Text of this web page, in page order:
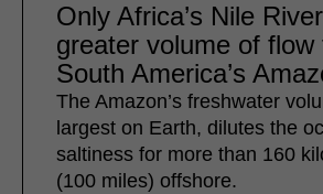
Only Africa’s Nile
greater volume of flow
South America’s
The Amazon’s freshwater
largest on Earth, dilutes the
saltiness for more than 160
(100 miles) offshore.